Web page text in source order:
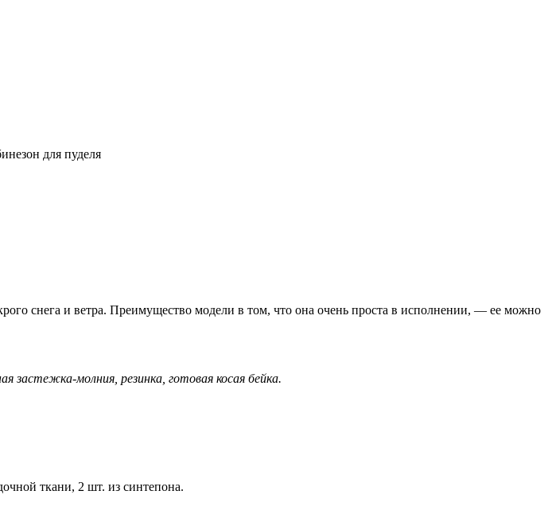
для пуделя
снега и ветра. Преимущество модели в том, что она очень проста в исполнении, — ее можно
застежка-молния, резинка, готовая косая бейка.
ткани, 2 шт. из синтепона.